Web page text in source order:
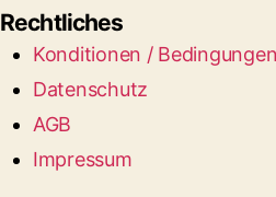
Rechtliches
Konditionen / Bedingungen
Datenschutz
AGB
Impressum